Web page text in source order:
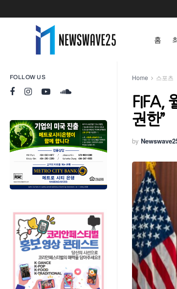
FOLLOW US
홈
Home 스포츠
FIFA,
권한”
by